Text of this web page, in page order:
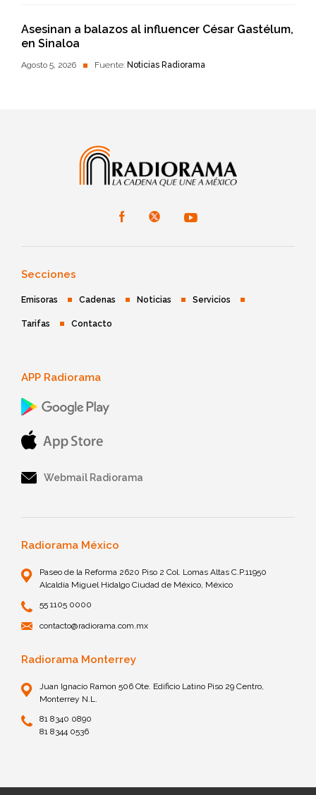
Asesinan a balazos al influencer César Gastélum,
en Sinaloa
Agosto 5, 2026 Fuente: Noticias Radiorama
Secciones
Emisoras Cadenas Noticias Servicios
Tarifas Contacto
APP Radiorama
Webmail Radiorama
Radiorama México
Paseo de la Reforma 2620 Piso 2 Col. Lomas Altas C.P.11950
Alcaldía Miguel Hidalgo Ciudad de México, México
55 1105 0000
contacto@radiorama.com.mx
Radiorama Monterrey
Juan Ignacio Ramon 506 Ote. Edificio Latino Piso 29 Centro,
Monterrey N.L.
81 8340 0890
81 8344 0536